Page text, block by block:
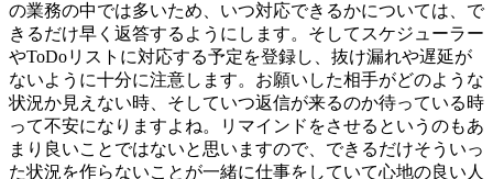
の業務の中では多いため、いつ対応できるかについては、で
きるだけ早く返答するようにします。そしてスケジューラー
やToDoリストに対応する予定を登録し、抜け漏れや遅延が
ないように十分に注意します。お願いした相手がどのような
状況か見えない時、そしていつ返信が来るのか待っている時
って不安になりますよね。リマインドをさせるというのもあ
まり良いことではないと思いますので、できるだけそういっ
た状況を作らないことが一緒に仕事をしていて心地の良い人